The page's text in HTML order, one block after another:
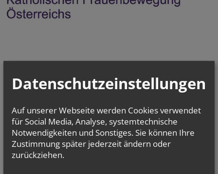
Datenschutzeinstellungen
Auf unserer Webseite werden Cookies verwendet
für Social Media, Analyse, systemtechnische
Notwendigkeiten und Sonstiges. Sie können Ihre
Zustimmung später jederzeit ändern oder
zurückziehen.